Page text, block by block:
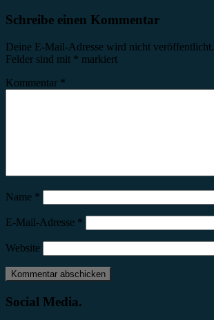
Schreibe einen Kommentar
Deine E-Mail-Adresse wird nicht veröffentlicht.
Felder sind mit * markiert
Kommentar *
Name *
E-Mail-Adresse *
Website
Social Media.